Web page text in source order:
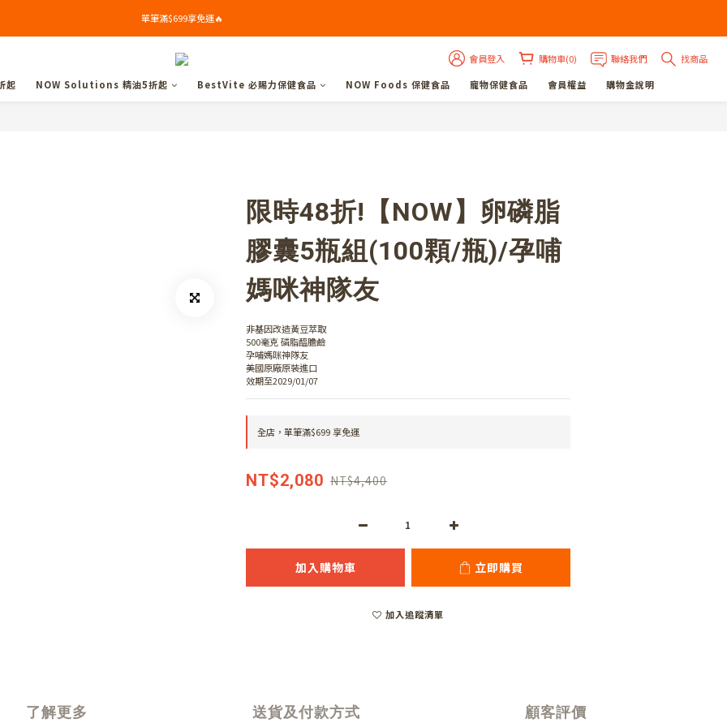
加入會員送$50購物金✨($799以上可折5%)
單筆滿$699享免運🔥
加入會員送$50購物金✨($799以上可折5%) 會員登入 購物車(0) 聯絡我們
找商品
起
NOW Solutions 精油5折起 BestVite 必賜力保健食品 NOW Foods 保健食品 寵物保健食品 會員權益 購物金說明
限時48折!【NOW】卵磷脂
膠囊5瓶組(100顆/瓶)/孕哺
媽咪神隊友
非基因改造黃豆萃取
500毫克 磷脂醯膽鹼
孕哺媽咪神隊友
美國原廠原裝進口
效期至2029/01/07
全店，單筆滿$699 享免運
NT$2,080 NT$4,400
加入購物車 立即購買
加入追蹤清單
了解更多 送貨及付款方式 顧客評價